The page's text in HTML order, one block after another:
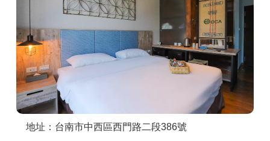
討論區
聯絡我們
APP下載
地址：台南市中西區西門路二段386號